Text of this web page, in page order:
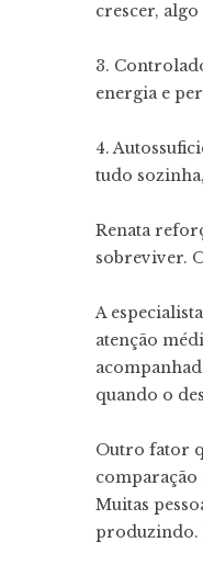
crescer, algo
3.
energia e
4.
tudo
Renata
sobreviver.
A
atenção
quando o
Outro fator
comparação
Muitas
produzindo.